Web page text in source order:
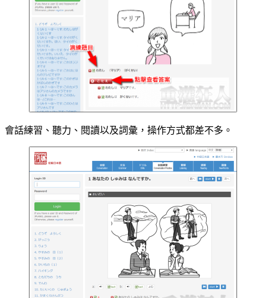
會話練習、聽力、閱讀以及詞彙，操作方式都差不多。